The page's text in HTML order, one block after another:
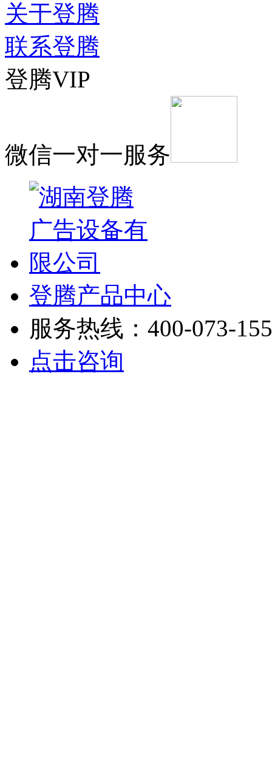
关于登腾
联系登腾
登腾VIP
微信一对一服务
登腾产品中心
服务热线：400-073-
点击咨询